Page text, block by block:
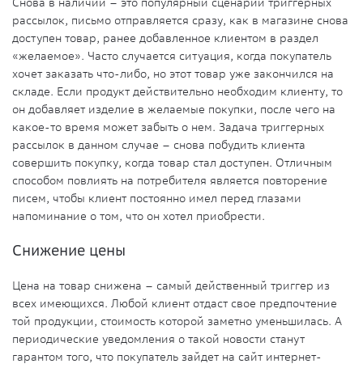
рассылок, письмо отправляется сразу, как в магазине снова
доступен товар, ранее добавленное клиентом в раздел
«желаемое». Часто случается ситуация, когда покупатель
хочет заказать что-либо, но этот товар уже закончился на
складе. Если продукт действительно необходим клиенту, то
он добавляет изделие в желаемые покупки, после чего на
какое-то время может забыть о нем. Задача триггерных
рассылок в данном случае – снова побудить клиента
совершить покупку, когда товар стал доступен. Отличным
способом повлиять на потребителя является повторение
писем, чтобы клиент постоянно имел перед глазами
напоминание о том, что он хотел приобрести.
Снижение цены
Цена на товар снижена – самый действенный триггер из
всех имеющихся. Любой клиент отдаст свое предпочтение
той продукции, стоимость которой заметно уменьшилась. А
периодические уведомления о такой новости станут
гарантом того, что покупатель зайдет на сайт интернет-